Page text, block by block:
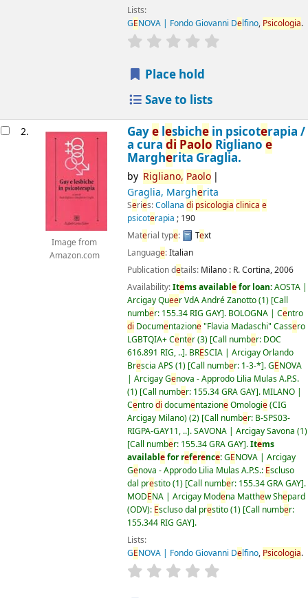
Lists:
GENOVA | Fondo Giovanni Delfino, Psicologia.
star rating
Place hold
Save to lists
2.
Image from
Amazon.com
Gayelesbichein psicoterapia /
a curadi Paolo Riglianoe
Margherita Graglia.
by Rigliano, Paolo
Graglia, Margherita
Series:Collana di psicologia clinica e
psicoterapia ; 190
Material type: Text
Language:Italian
Publication details: Milano : R. Cortina,2006
Availability:Items availablefor loan:AOSTA |
Arcigay Queer VdA André Zanotto(1) Call
number: 155.34 RIG GAY . BOLOGNA | Centro
di Documentazione"Flavia Madaschi" Cassero
LGBTQIA+ Center(3) Call number: DOC
616.891 RIG, .. . BRESCIA | Arcigay Orlando
Brescia APS (1) Call number: 1-3-* .GENOVA
| Arcigay Genova - Approdo Lilia Mulas A.P.S.
(1) Call number: 155.34 GRA GAY . MILANO |
Centrodi documentazioneOmologie(CIG
Arcigay Milano)(2) Call number: B-SPS03-
RIGPA-GAY11, .. .SAVONA | Arcigay Savona (1)
Call number: 155.34 GRA GAY .Items
availablefor reference:GENOVA | Arcigay
Genova - Approdo Lilia Mulas A.P.S.: Escluso
dal prestito(1) Call number: 155.34 GRA GAY .
MODENA | Arcigay Modena Matthew Shepard
(ODV): Escluso dal prestito(1) Call number:
155.344 RIG GAY .
Lists:
GENOVA | Fondo Giovanni Delfino, Psicologia.
star rating